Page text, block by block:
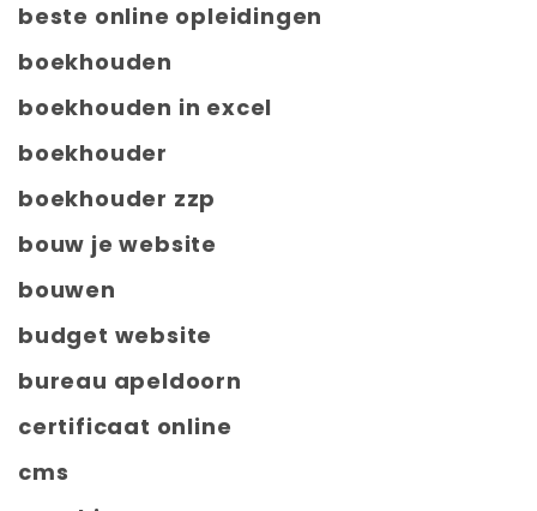
beste online opleidingen
boekhouden
boekhouden in excel
boekhouder
boekhouder zzp
bouw je website
bouwen
budget website
bureau apeldoorn
certificaat online
cms